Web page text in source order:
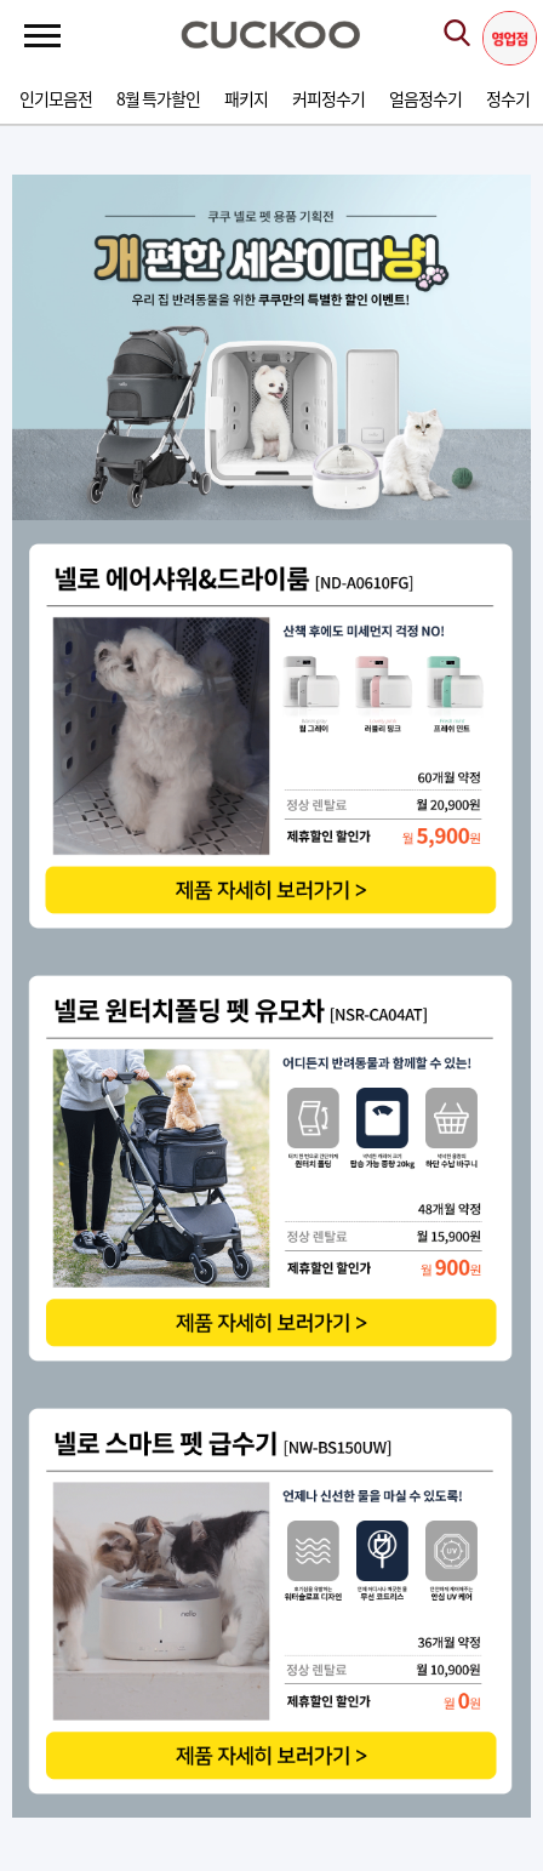
인기모음전 8월 특가할인 패키지 커피정수기 얼음정수기 정수기